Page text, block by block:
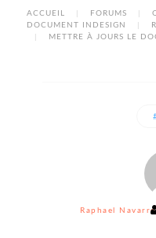
ACCUEIL FORUMS
DOCUMENT INDESIGN
METTRE À JOURS LE
Raphael Navarro